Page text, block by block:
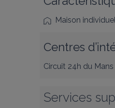
Maison
Centres
Circuit 24h du
Services